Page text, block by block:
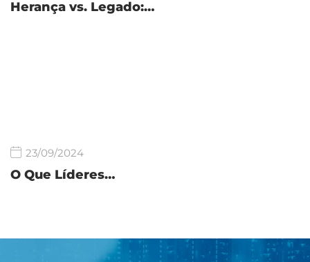
Herança vs. Legado:…
23/09/2024
O Que Líderes…